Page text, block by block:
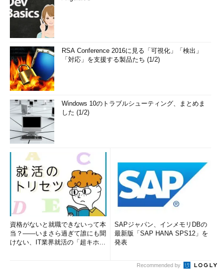
RSA Conference 2016に見る「可視化」「検出」
「対応」を支援する製品たち (1/2)
Windows 10のトラブルシューティング、まとめま
した (1/2)
資格がないと就職できないって本
当？――いまさら過ぎて誰にも聞
けない、IT業界就活の「超キホ
SAPジャパン、インメモリDBの
最新版「SAP HANA SPS12」を
発表
Recommended by